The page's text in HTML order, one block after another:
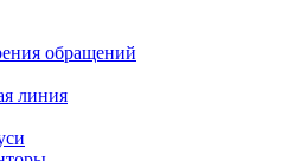
обращений
линия